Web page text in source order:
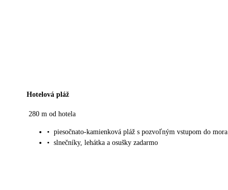
Hotelová pláž
280 m od hotela
• piesočnato-kamienková pláž s pozvoľným vstupom do mora
• slnečníky, lehátka a osušky zadarmo